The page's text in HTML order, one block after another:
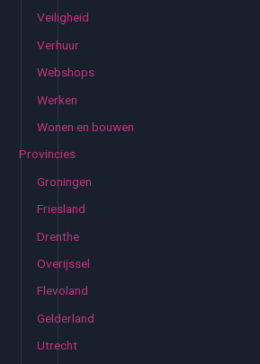
Veiligheid
Verhuur
Webshops
Werken
Wonen en bouwen
Provincies
Groningen
Friesland
Drenthe
Overijssel
Flevoland
Gelderland
Utrecht